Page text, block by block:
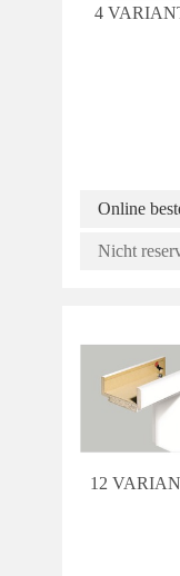
4
Online
Nicht
12